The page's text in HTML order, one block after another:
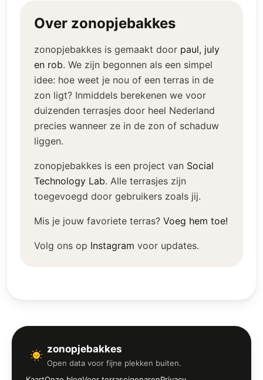
Over zonopjebakkes
zonopjebakkes is gemaakt door paul, july
en rob. We zijn begonnen als een simpel
idee: hoe weet je nou of een terras in de
zon ligt? Inmiddels berekenen we voor
duizenden terrasjes door heel Nederland
precies wanneer ze in de zon of schaduw
liggen.
zonopjebakkes is een project van Social
Technology Lab. Alle terrasjes zijn
toegevoegd door gebruikers zoals jij.
Mis je jouw favoriete terras? Voeg hem toe!
Volg ons op Instagram voor updates.
zonopjebakkes
Open data voor fijne plekken buiten.